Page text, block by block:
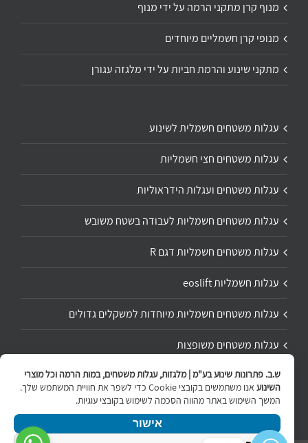
מנוף קרן מתקני הרמה על ידי מנוף
מנופי קרן חשמליים מיוחדים
מתקני שינוע והרמת חביות על ידי מלגזה עגורן
עגלות משטחים חשמלית לשינוע
עגלות משטחים חצי חשמליות
עגלות משטחים ועגלות הידראוליות
עגלות משטחים חשמליות לעבודה בשטח משובש
עגלות משטחים חשמליות דגם R
עגלות חשמליות eoslift
עגלות משטחים חשמליות מיוחדות למשקלים גדולים
עגלות משטחים משופצות
תיקון ושיפוץ עגלת משטחים
ש.ב. פתרונות שינוע בע"מ | מלגזות, עגלות משטחים, במות הרמה וכל מוצרי
השינוע
אנו משתמשים בקובצי Cookie כדי לשפר את חוויית המשתמש שלך.
המשך השימוש באתר מהווה הסכמה לשימוש בקובצי עוגיות.
אישור